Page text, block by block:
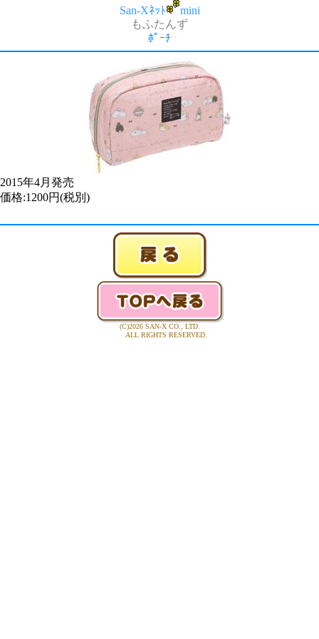
San-Xﾈｯﾄ
mini
もふたんず
ﾎﾟｰﾁ
2015年4月発売
価格:1200円(税別)
(C)2026 SAN-X CO., LTD.
ALL RIGHTS RESERVED.